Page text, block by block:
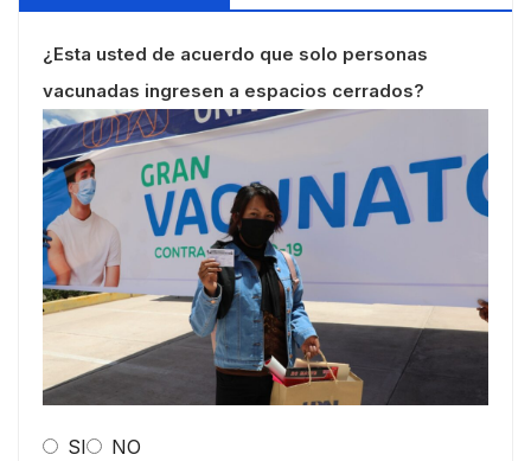
¿Esta usted de acuerdo que solo personas
vacunadas ingresen a espacios cerrados?
SI NO